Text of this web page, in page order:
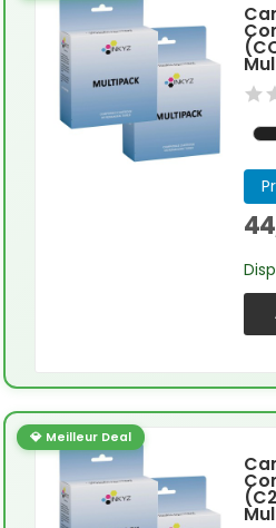
💎 Meilleur Deal